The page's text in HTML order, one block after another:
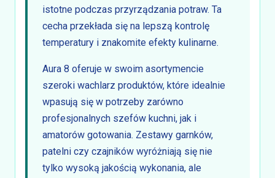
istotne podczas przyrządzania potraw. Ta
cecha przekłada się na lepszą kontrolę
temperatury i znakomite efekty kulinarne.
Aura 8 oferuje w swoim asortymencie
szeroki wachlarz produktów, które idealnie
wpasują się w potrzeby zarówno
profesjonalnych szefów kuchni, jak i
amatorów gotowania. Zestawy garnków,
patelni czy czajników wyróżniają się nie
tylko wysoką jakością wykonania, ale